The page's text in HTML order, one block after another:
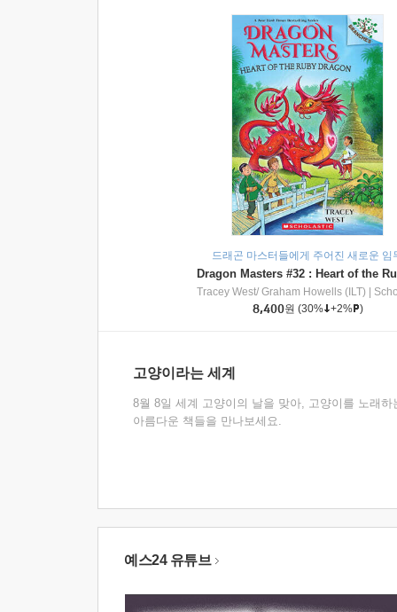
드래곤 마스터들에게 주어진 새로운 임
Tracey West/ Graham Howells (ILT)
8,400원 (30% +2% )
고양이라는 세계
8월 8일 세계 고양이의 날을 맞아, 고양이를 노래하
아름다운 책들을 만나보세요.
예스24 유튜브